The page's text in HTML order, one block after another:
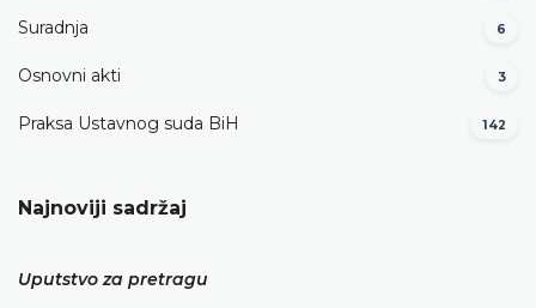
Suradnja 6
Osnovni akti 3
Praksa Ustavnog suda BiH 142
Najnoviji sadržaj
Uputstvo za pretragu